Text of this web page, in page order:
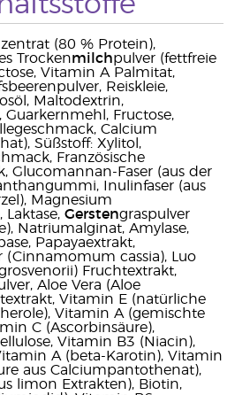
(80 % Protein),
Trockenmilchpulver (fettfreie
Vitamin A Palmitat,
Reiskleie,
Maltodextrin,
Guarkernmehl, Fructose,
Calcium
Süßstoff: Xylitol,
Französische
Glucomannan-Faser (aus der
Inulinfaser (aus
Magnesium
Laktase, Gerstengraspulver
Natriumalginat, Amylase,
Papayaextrakt,
cassia), Luo
Fruchtextrakt,
Aloe Vera (Aloe
Vitamin E (natürliche
Vitamin A (gemischte
C (Ascorbinsäure),
Vitamin B3 (Niacin),
A (beta-Karotin), Vitamin
aus Calciumpantothenat),
limon Extrakten), Biotin,